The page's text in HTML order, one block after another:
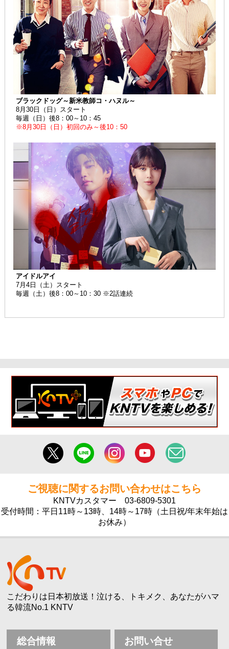
ブラックドッグ～新米教師コ・ハヌル～
8月30日（日）スタート
毎週（日）後8：00～10：45
※8月30日（日）初回のみ～後10：50
アイドルアイ
7月4日（土）スタート
毎週（土）後8：00～10：30 ※2話連続
ご視聴に関するお問い合わせはこちら
KNTVカスタマー 03-6809-5301
受付時間：平日11時～13時、14時～17時（土日祝/年末年始は
お休み）
こだわりは日本初放送！泣ける、トキメク、あなたがハマ
る韓流No.1 KNTV
総合情報 お問い合せ